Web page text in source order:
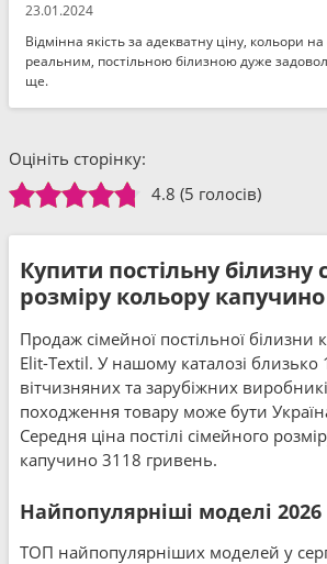
23.01.2024
Відмінна якість за адекватну ціну, кольори на
реальним, постільною білизною дуже
ще.
Оцініть сторінку:
4.8 (5 голосів)
Купити постільну білизну
розміру кольору капучино
Продаж сімейної постільної білизни
Elit-Textil. У нашому каталозі близько
вітчизняних та зарубіжних
походження товару може бути
Середня ціна постілі сімейного
капучино 3118 гривень.
Найпопулярніші моделі 2026
ТОП найпопулярніших моделей у